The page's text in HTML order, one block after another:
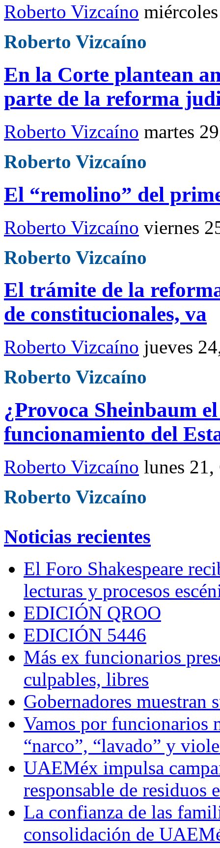
Roberto Vizcaíno
Roberto Vizcaíno
En la Corte plantean
parte de la reforma
Roberto Vizcaíno martes
Roberto Vizcaíno
El “remolino” del
Roberto Vizcaíno viernes
Roberto Vizcaíno
El trámite de la
de constitucionales, va
Roberto Vizcaíno jueves
Roberto Vizcaíno
¿Provoca Sheinbaum
funcionamiento del
Roberto Vizcaíno lunes
Roberto Vizcaíno
Noticias recientes
El Foro Shakespeare
lecturas y procesos
EDICIÓN QROO
EDICIÓN 5446
Más ex funcionarios
culpables, libres
Gobernadores muestran
Vamos por funcionarios
“narco”, “lavado” y
UAEMéx impulsa
responsable de residuos
La confianza de las
consolidación de